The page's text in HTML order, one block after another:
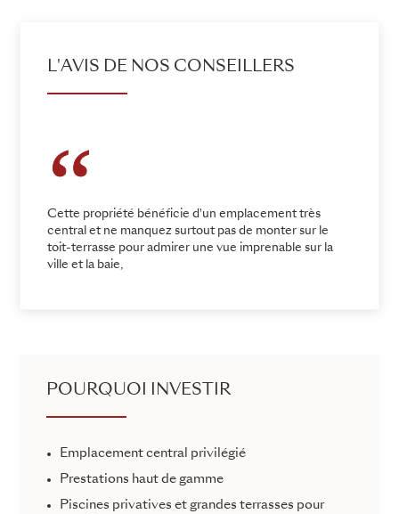
L'AVIS DE NOS CONSEILLERS
Cette propriété bénéficie d'un emplacement très
central et ne manquez surtout pas de monter sur le
toit-terrasse pour admirer une vue imprenable sur la
ville et la baie,
POURQUOI INVESTIR
Emplacement central privilégié
Prestations haut de gamme
Piscines privatives et grandes terrasses pour